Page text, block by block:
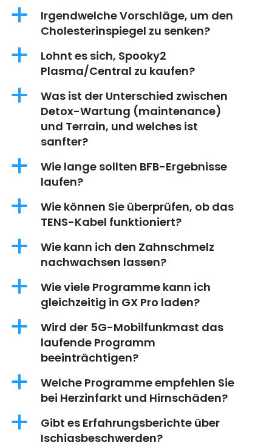
a
Irgendwelche Vorschläge, um den
Cholesterinspiegel zu senken?
a
Lohnt es sich, Spooky2
Plasma/Central zu kaufen?
a
Was ist der Unterschied zwischen
Detox-Wartung (maintenance)
und Terrain, und welches ist
sanfter?
a
Wie lange sollten BFB-Ergebnisse
laufen?
a
Wie können Sie überprüfen, ob das
TENS-Kabel funktioniert?
a
Wie kann ich den Zahnschmelz
nachwachsen lassen?
a
Wie viele Programme kann ich
gleichzeitig in GX Pro laden?
a
Wird der 5G-Mobilfunkmast das
laufende Programm
beeinträchtigen?
a
Welche Programme empfehlen Sie
bei Herzinfarkt und Hirnschäden?
a
Gibt es Erfahrungsberichte über
Ischiasbeschwerden?